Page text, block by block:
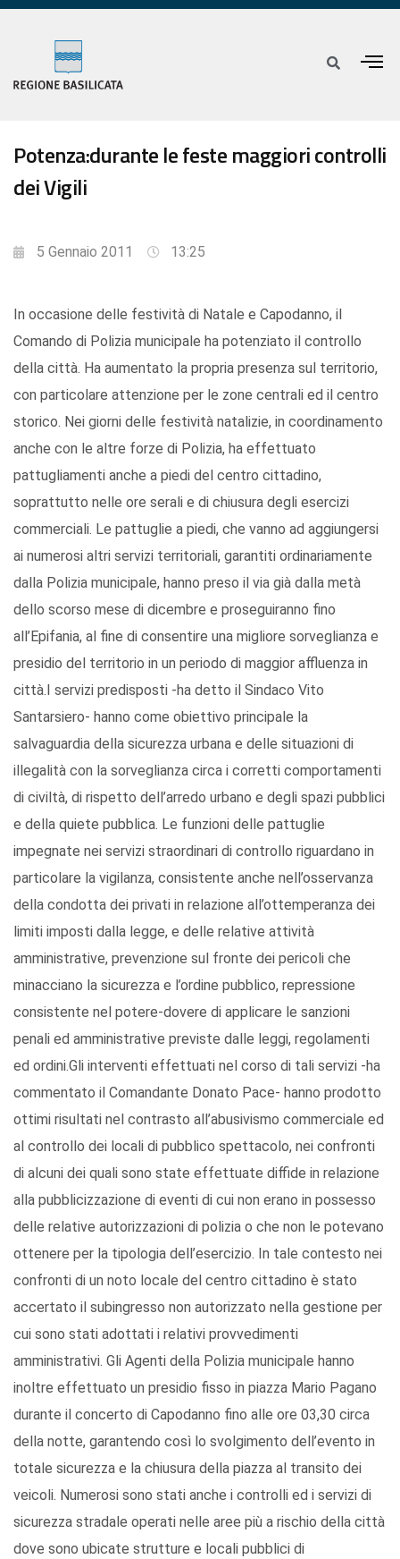
Potenza:durante le feste maggiori controlli
dei Vigili
5 Gennaio 2011 13:25
In occasione delle festività di Natale e Capodanno, il
Comando di Polizia municipale ha potenziato il controllo
della città. Ha aumentato la propria presenza sul territorio,
con particolare attenzione per le zone centrali ed il centro
storico. Nei giorni delle festività natalizie, in coordinamento
anche con le altre forze di Polizia, ha effettuato
pattugliamenti anche a piedi del centro cittadino,
soprattutto nelle ore serali e di chiusura degli esercizi
commerciali. Le pattuglie a piedi, che vanno ad aggiungersi
ai numerosi altri servizi territoriali, garantiti ordinariamente
dalla Polizia municipale, hanno preso il via già dalla metà
dello scorso mese di dicembre e proseguiranno fino
all’Epifania, al fine di consentire una migliore sorveglianza e
presidio del territorio in un periodo di maggior affluenza in
città.I servizi predisposti -ha detto il Sindaco Vito
Santarsiero- hanno come obiettivo principale la
salvaguardia della sicurezza urbana e delle situazioni di
illegalità con la sorveglianza circa i corretti comportamenti
di civiltà, di rispetto dell’arredo urbano e degli spazi pubblici
e della quiete pubblica. Le funzioni delle pattuglie
impegnate nei servizi straordinari di controllo riguardano in
particolare la vigilanza, consistente anche nell’osservanza
della condotta dei privati in relazione all’ottemperanza dei
limiti imposti dalla legge, e delle relative attività
amministrative, prevenzione sul fronte dei pericoli che
minacciano la sicurezza e l’ordine pubblico, repressione
consistente nel potere-dovere di applicare le sanzioni
penali ed amministrative previste dalle leggi, regolamenti
ed ordini.Gli interventi effettuati nel corso di tali servizi -ha
commentato il Comandante Donato Pace- hanno prodotto
ottimi risultati nel contrasto all’abusivismo commerciale ed
al controllo dei locali di pubblico spettacolo, nei confronti
di alcuni dei quali sono state effettuate diffide in relazione
alla pubblicizzazione di eventi di cui non erano in possesso
delle relative autorizzazioni di polizia o che non le potevano
ottenere per la tipologia dell’esercizio. In tale contesto nei
confronti di un noto locale del centro cittadino è stato
accertato il subingresso non autorizzato nella gestione per
cui sono stati adottati i relativi provvedimenti
amministrativi. Gli Agenti della Polizia municipale hanno
inoltre effettuato un presidio fisso in piazza Mario Pagano
durante il concerto di Capodanno fino alle ore 03,30 circa
della notte, garantendo così lo svolgimento dell’evento in
totale sicurezza e la chiusura della piazza al transito dei
veicoli. Numerosi sono stati anche i controlli ed i servizi di
sicurezza stradale operati nelle aree più a rischio della città
dove sono ubicate strutture e locali pubblici di